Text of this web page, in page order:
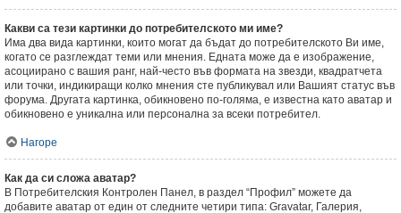
Какви са тези картинки до потребителското ми име?
Има два вида картинки, които могат да бъдат до потребителското Ви име,
когато се разглеждат теми или мнения. Едната може да е изображение,
асоциирано с вашия ранг, най-често във формата на звезди, квадратчета
или точки, индикиращи колко мнения сте публикувал или Вашият статус във
форума. Другата картинка, обикновено по-голяма, е известна като аватар и
обикновено е уникална или персонална за всеки потребител.
Нагоре
Как да си сложа аватар?
В Потребителския Контролен Панел, в раздел “Профил” можете да
добавите аватар от един от следните четири типа: Gravatar, Галерия,